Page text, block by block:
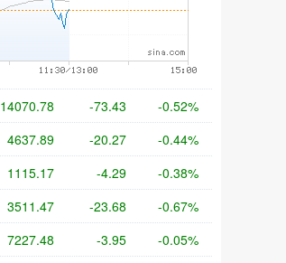
14070.78 -73.43 -0.52%
4637.89 -20.27 -0.44%
1115.17 -4.29 -0.38%
3511.47 -23.68 -0.67%
7227.48 -3.95 -0.05%